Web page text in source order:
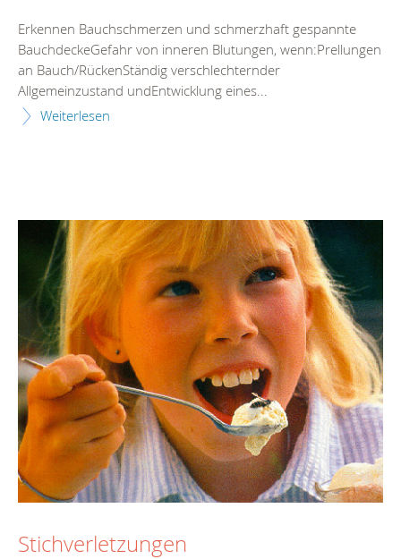
Erkennen Bauchschmerzen und schmerzhaft gespannte
BauchdeckeGefahr von inneren Blutungen, wenn:Prellungen
an Bauch/RückenStändig verschlechternder
Allgemeinzustand undEntwicklung eines...
Weiterlesen
Stichverletzungen